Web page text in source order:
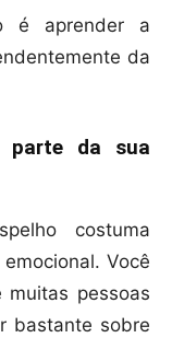
é aprender a
da
parte da sua
costuma
Você
pessoas
bastante sobre